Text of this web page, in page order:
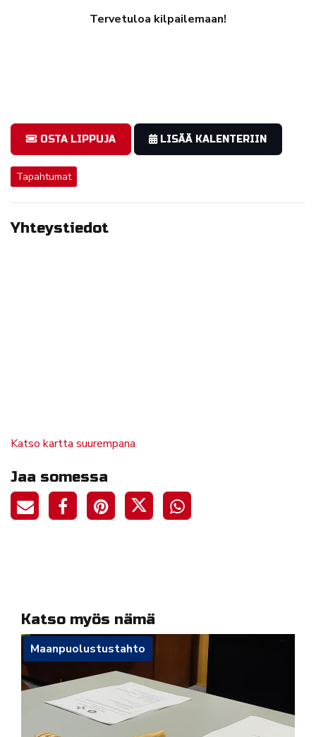
Tervetuloa kilpailemaan!
OSTA LIPPUJA LISÄÄ KALENTERIIN
Tapahtumat
Yhteystiedot
Katso kartta suurempana
Jaa somessa
Katso myös nämä
Maanpuolustustahto